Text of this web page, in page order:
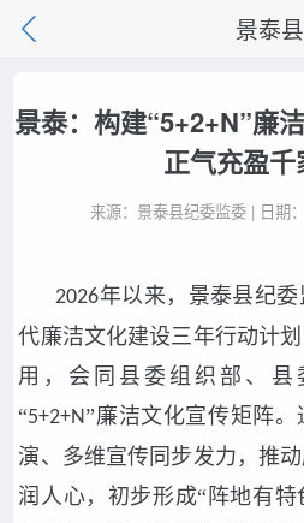
景泰县
景泰：构建“5+2+N”廉
正气充盈千
来源：景泰县纪委监委 | 日期
2026年以来，景泰县纪
代廉洁文化建设三年行动计
用，会同县委组织部、县
“5+2+N”廉洁文化宣传矩阵
演、多维宣传同步发力，推
润人心，初步形成“阵地有